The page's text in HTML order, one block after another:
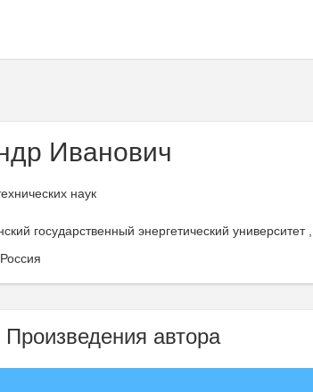
Иванович
наук
государственный энергетический
Произведения автора